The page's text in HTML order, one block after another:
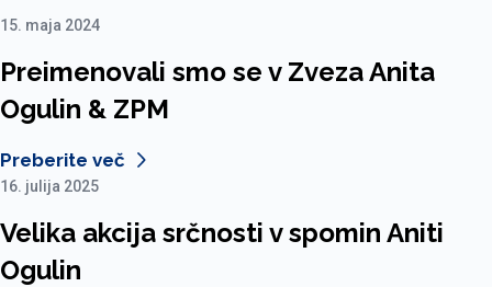
15. maja 2024
Preimenovali smo se v Zveza Anita
Ogulin & ZPM
Preberite več
16. julija 2025
Velika akcija srčnosti v spomin Aniti
Ogulin